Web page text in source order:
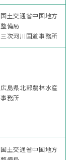
国土交通省中国地方
整備局
三次河川国道事務所
広島県北部農林水産
事務所
国土交通省中国地方